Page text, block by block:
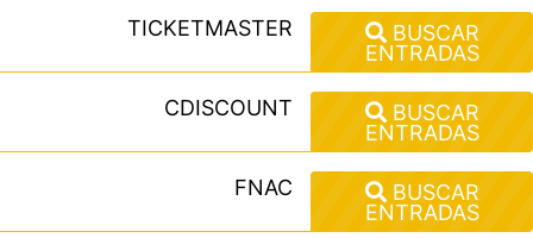
TICKETMASTER
BUSCAR
ENTRADAS
CDISCOUNT
BUSCAR
ENTRADAS
FNAC
BUSCAR
ENTRADAS